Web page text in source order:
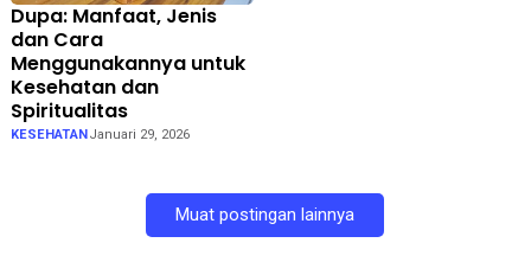
Dupa: Manfaat, Jenis
dan Cara
Menggunakannya untuk
Kesehatan dan
Spiritualitas
KESEHATANJanuari 29, 2026
Muat postingan lainnya